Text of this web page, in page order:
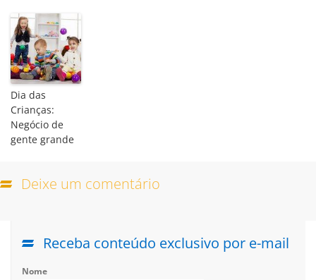
Dia das
Crianças:
Negócio de
gente grande
Deixe um comentário
Receba conteúdo exclusivo por e-mail
Nome